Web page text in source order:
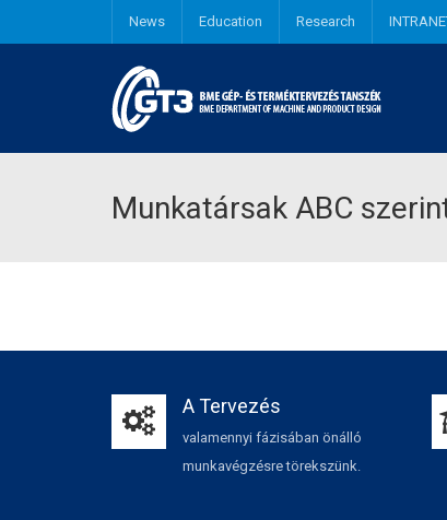
News Education Research
Munkatársak ABC
A Tervezés
valamennyi fázisában önálló
munkavégzésre törekszünk.